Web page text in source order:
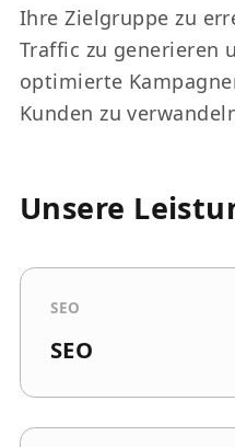
Ihre Zielgruppe zu
Traffic zu generieren
optimierte
Kunden zu
Unsere
SEO
SEO